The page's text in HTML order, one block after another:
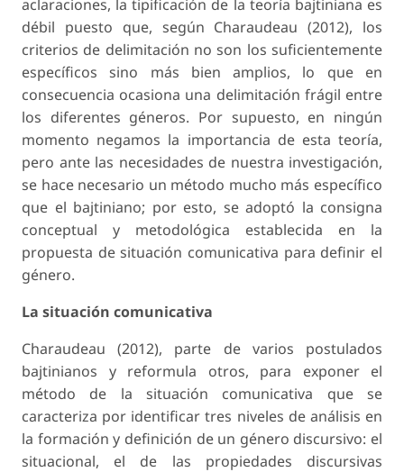
aclaraciones, la tipificación de la teoría bajtiniana es
débil puesto que, según Charaudeau (2012), los
criterios de delimitación no son los suficientemente
específicos sino más bien amplios, lo que en
consecuencia ocasiona una delimitación frágil entre
los diferentes géneros. Por supuesto, en ningún
momento negamos la importancia de esta teoría,
pero ante las necesidades de nuestra investigación,
se hace necesario un método mucho más específico
que el bajtiniano; por esto, se adoptó la consigna
conceptual y metodológica establecida en la
propuesta de situación comunicativa para definir el
género.
La situación comunicativa
Charaudeau (2012), parte de varios postulados
bajtinianos y reformula otros, para exponer el
método de la situación comunicativa que se
caracteriza por identificar tres niveles de análisis en
la formación y definición de un género discursivo: el
situacional, el de las propiedades discursivas